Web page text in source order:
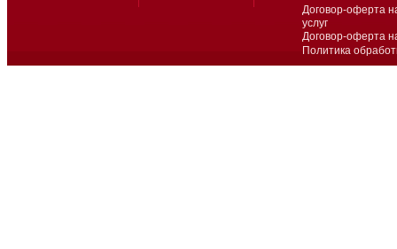
Договор-оферта
услуг
Договор-оферта
Политика